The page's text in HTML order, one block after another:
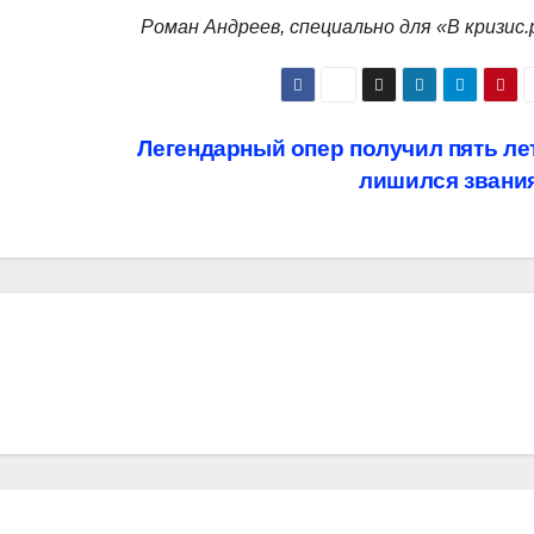
Роман Андреев, специально для «В
Легендарный опер получил пять
лишился